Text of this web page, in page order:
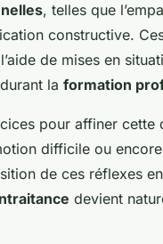
, telles que
constructive.
de mises en
la formation
pour affiner
difficile ou
de ces réflexes
devient